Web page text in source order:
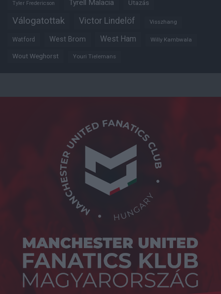
Tyler Fredericson Tyrell Malacia Utazás
Válogatottak Victor Lindelöf Visszhang
Watford West Brom West Ham Willy Kambwala
Wout Weghorst Youri Tielemans